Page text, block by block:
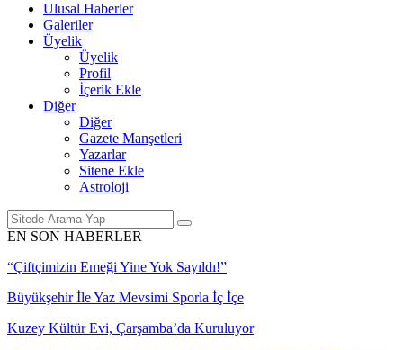
Ulusal Haberler
Galeriler
Üyelik
Üyelik
Profil
İçerik Ekle
Diğer
Diğer
Gazete Manşetleri
Yazarlar
Sitene Ekle
Astroloji
EN SON HABERLER
“Çiftçimizin Emeği Yine Yok Sayıldı!”
Büyükşehir İle Yaz Mevsimi Sporla İç İçe
Kuzey Kültür Evi, Çarşamba’da Kuruluyor